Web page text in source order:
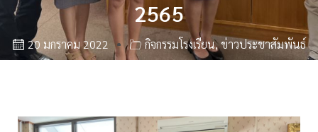
2565
20 มกราคม 2022 กิจกรรมโรงเรียน,ข่าวประชาสัมพันธ์